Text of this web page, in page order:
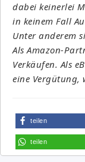
dabei keinerlei
in keinem Fall
Unter anderem
Als Amazon-
Verkäufen. Als
eine Vergütung,
teilen
teilen